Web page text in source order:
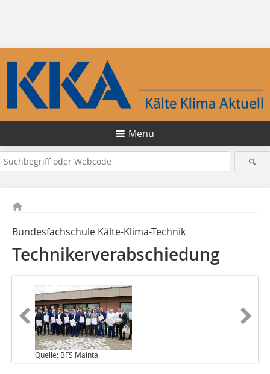
Menü
Bundesfachschule Kälte-Klima-Technik
Technikerverabschiedung
Quelle: BFS Maintal